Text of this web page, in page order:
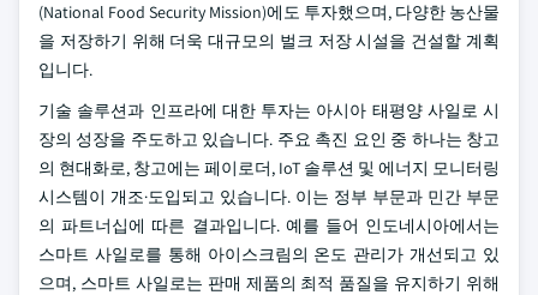
(National Food Security Mission)에도 투자했으며, 다양한 농산물
을 저장하기 위해 더욱 대규모의 벌크 저장 시설을 건설할 계획
입니다.
기술 솔루션과 인프라에 대한 투자는 아시아 태평양 사일로 시
장의 성장을 주도하고 있습니다. 주요 촉진 요인 중 하나는 창고
의 현대화로, 창고에는 페이로더, IoT 솔루션 및 에너지 모니터링
시스템이 개조·도입되고 있습니다. 이는 정부 부문과 민간 부문
의 파트너십에 따른 결과입니다. 예를 들어 인도네시아에서는
스마트 사일로를 통해 아이스크림의 온도 관리가 개선되고 있
으며, 스마트 사일로는 판매 제품의 최적 품질을 유지하기 위해